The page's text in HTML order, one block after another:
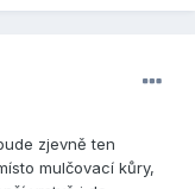
zjevně ten
mulčovací kůry,